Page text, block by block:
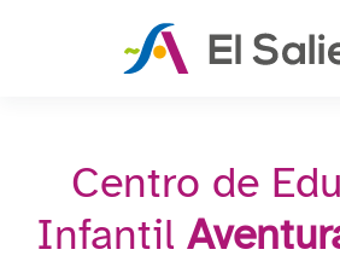
Skip to main content
Centro de
Infantil